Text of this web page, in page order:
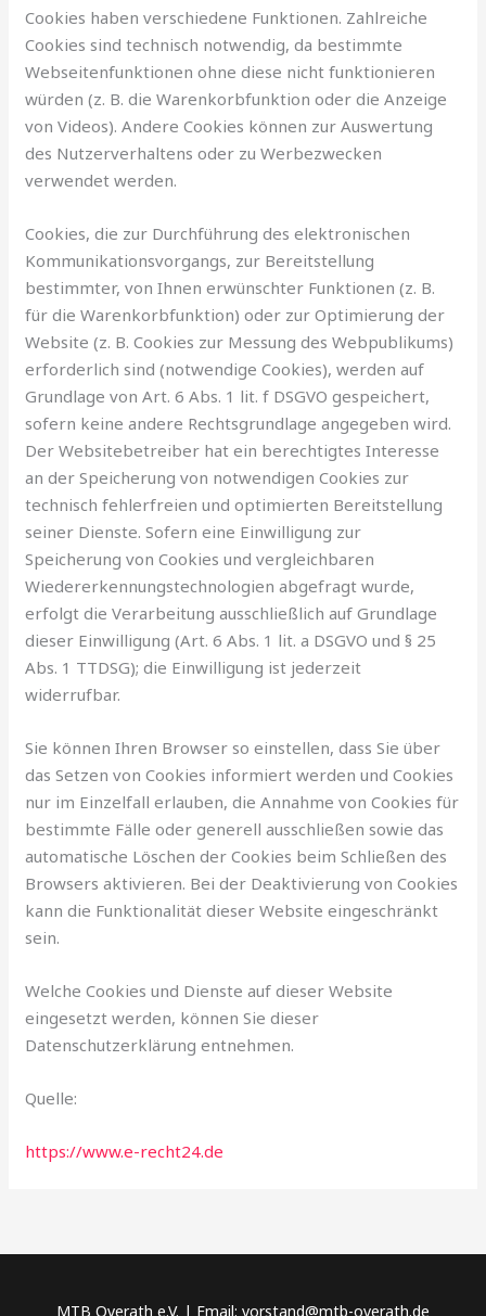
Cookies haben verschiedene Funktionen. Zahlreiche
Cookies sind technisch notwendig, da bestimmte
Webseitenfunktionen ohne diese nicht funktionieren
würden (z. B. die Warenkorbfunktion oder die Anzeige
von Videos). Andere Cookies können zur Auswertung
des Nutzerverhaltens oder zu Werbezwecken
verwendet werden.
Cookies, die zur Durchführung des elektronischen
Kommunikationsvorgangs, zur Bereitstellung
bestimmter, von Ihnen erwünschter Funktionen (z. B.
für die Warenkorbfunktion) oder zur Optimierung der
Website (z. B. Cookies zur Messung des Webpublikums)
erforderlich sind (notwendige Cookies), werden auf
Grundlage von Art. 6 Abs. 1 lit. f DSGVO gespeichert,
sofern keine andere Rechtsgrundlage angegeben wird.
Der Websitebetreiber hat ein berechtigtes Interesse
an der Speicherung von notwendigen Cookies zur
technisch fehlerfreien und optimierten Bereitstellung
seiner Dienste. Sofern eine Einwilligung zur
Speicherung von Cookies und vergleichbaren
Wiedererkennungstechnologien abgefragt wurde,
erfolgt die Verarbeitung ausschließlich auf Grundlage
dieser Einwilligung (Art. 6 Abs. 1 lit. a DSGVO und § 25
Abs. 1 TTDSG); die Einwilligung ist jederzeit
widerrufbar.
Sie können Ihren Browser so einstellen, dass Sie über
das Setzen von Cookies informiert werden und Cookies
nur im Einzelfall erlauben, die Annahme von Cookies für
bestimmte Fälle oder generell ausschließen sowie das
automatische Löschen der Cookies beim Schließen des
Browsers aktivieren. Bei der Deaktivierung von Cookies
kann die Funktionalität dieser Website eingeschränkt
sein.
Welche Cookies und Dienste auf dieser Website
eingesetzt werden, können Sie dieser
Datenschutzerklärung entnehmen.
Quelle:
https://www.e-recht24.de
MTB Overath e.V. | Email: vorstand@mtb-overath.de